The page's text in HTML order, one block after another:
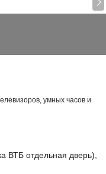
умных часов и
ВТБ отдельная дверь)